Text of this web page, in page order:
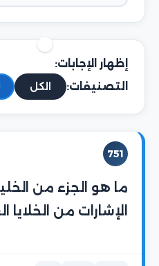
إظهار الإجابات:
التصنيفات:
الكل
751
ما هو الجزء من
الإشارات من